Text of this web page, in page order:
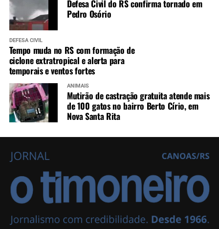
Defesa Civil do RS confirma tornado em
Pedro Osório
DEFESA CIVIL
Tempo muda no RS com formação de
ciclone extratropical e alerta para
temporais e ventos fortes
ANIMAIS
Mutirão de castração gratuita atende mais
de 100 gatos no bairro Berto Círio, em
Nova Santa Rita